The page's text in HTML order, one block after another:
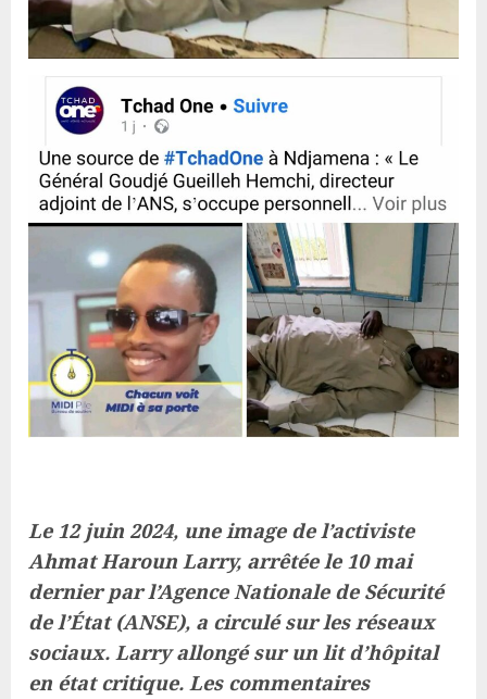
Le 12 juin 2024, une image de l’activiste
Ahmat Haroun Larry, arrêtée le 10 mai
dernier par l’Agence Nationale de Sécurité
de l’État (ANSE), a circulé sur les réseaux
sociaux. Larry allongé sur un lit d’hôpital
en état critique. Les commentaires